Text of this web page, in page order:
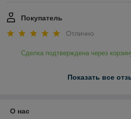
Покупатель
Отлично
Сделка подтверждена через
Показать все
О нас